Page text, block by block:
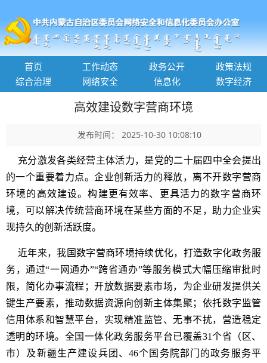
首页 工作动态 政务公开
政策法规
综合治理
网络安全 信息化 数字经济
高效建设数字营商环境
发布时间： 2025-10-30 10:08:10
充分激发各类经营主体活力，是党的二十届四中全会提出
的一个重要着力点。企业创新活力的释放，离不开数字营商
环境的高效建设。构建更有效率、更具活力的数字营商环
境，可以解决传统营商环境在某些方面的不足，助力企业实
现持久的创新活跃度。
近年来，我国数字营商环境持续优化，打造数字化政务服
务，通过“一网通办”“跨省通办”等服务模式大幅压缩审批时
限，简化办事流程；开放数据要素市场，为企业研发提供关
键生产要素，推动数据资源向创新主体集聚；依托数字监管
信用体系和智慧平台，实现精准监管、无事不扰，营造稳定
透明的环境。全国一体化政务服务平台已覆盖31个省（区、
市）及新疆生产建设兵团、46个国务院部门的政务服务平